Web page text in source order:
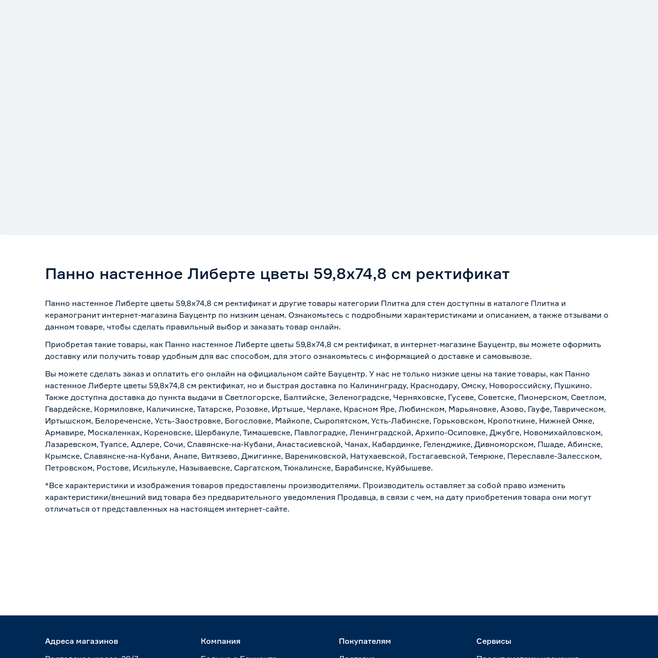
Панно настенное Либерте цветы 59,8х74,8 см ректификат
Панно настенное Либерте цветы 59,8х74,8 см ректификат и другие товары категории Плитка для стен доступны в каталоге Плитка и
керамогранит интернет-магазина Бауцентр по низким ценам. Ознакомьтесь с подробными характеристиками и описанием, а также отзывами о
данном товаре, чтобы сделать правильный выбор и заказать товар онлайн.
Приобретая такие товары, как Панно настенное Либерте цветы 59,8х74,8 см ректификат, в интернет-магазине Бауцентр, вы можете оформить
доставку или получить товар удобным для вас способом, для этого ознакомьтесь с информацией о доставке и самовывозе.
Вы можете сделать заказ и оплатить его онлайн на официальном сайте Бауцентр. У нас не только низкие цены на такие товары, как Панно
настенное Либерте цветы 59,8х74,8 см ректификат, но и быстрая доставка по Калининграду, Краснодару, Омску, Новороссийску, Пушкино.
Также доступна доставка до пункта выдачи в Светлогорске, Балтийске, Зеленоградске, Черняховске, Гусеве, Советске, Пионерском, Светлом,
Гвардейске, Кормиловке, Каличинске, Татарске, Розовке, Иртыше, Черлаке, Красном Яре, Любинском, Марьяновке, Азово, Гауфе, Таврическом,
Иртышском, Белореченске, Усть-Заостровке, Богословке, Майкопе, Сыропятском, Усть-Лабинске, Горьковском, Кропоткине, Нижней Омке,
Армавире, Москаленках, Кореновске, Шербакуле, Тимашевске, Павлоградке, Ленинградской, Архипо-Осиповке, Джубге, Новомихайловском,
Лазаревском, Туапсе, Адлере, Сочи, Славянске-на-Кубани, Анастасиевской, Чанах, Кабардинке, Геленджике, Дивноморском, Пшаде, Абинске,
Крымске, Славянске-на-Кубани, Анапе, Витязево, Джигинке, Варениковской, Натухаевской, Гостагаевской, Темрюке, Переславле-Залесском,
Петровском, Ростове, Исилькуле, Называевске, Саргатском, Тюкалинске, Барабинске, Куйбышеве.
*Все характеристики и изображения товаров предоставлены производителями. Производитель оставляет за собой право изменить
характеристики/внешний вид товара без предварительного уведомления Продавца, в связи с чем, на дату приобретения товара они могут
отличаться от представленных на настоящем интернет-сайте.
Адреса магазинов
Компания
Покупателям
Сервисы